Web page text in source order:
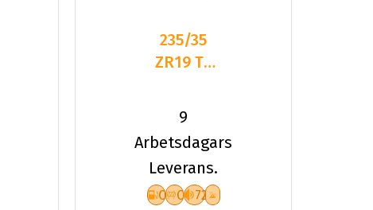
235/35
ZR19 TL
PT565
MULTI
ACTION
XL
9
Arbetsdagars
Leverans.
C C 72